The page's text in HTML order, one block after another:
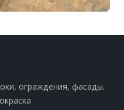
ограждения, фасады.